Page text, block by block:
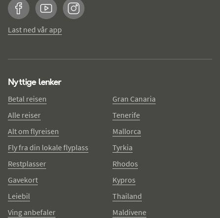
FacebookYouTubeInstagram
Last ned vår app
Nyttige lenker
Betal reisen
Alle reiser
Alt om flyreisen
Fly fra din lokale flyplass
Restplasser
Gavekort
Leiebil
Ving anbefaler
Gran Canaria
Tenerife
Mallorca
Tyrkia
Rhodos
Kypros
Thailand
Maldivene